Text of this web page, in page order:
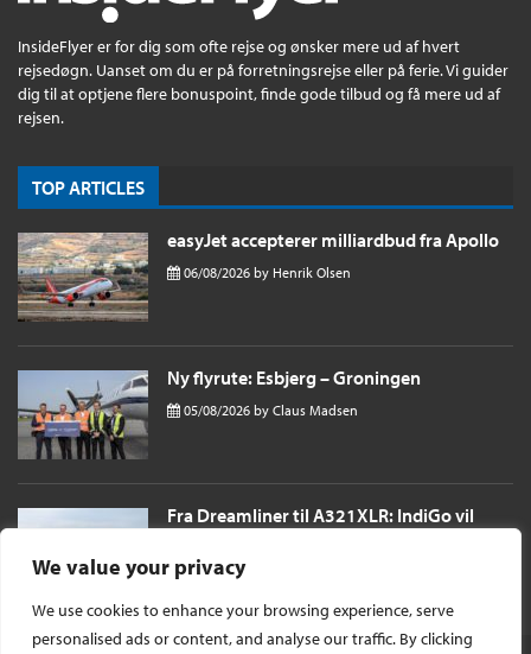
We value your privacy
We use cookies to enhance your browsing experience, serve
personalised ads or content, and analyse our traffic. By clicking
InsideFlyer er for dig som ofte rejse og ønsker mere ud af hvert
rejsedøgn. Uanset om du er på forretningsrejse eller på ferie. Vi guider
dig til at optjene flere bonuspoint, finde gode tilbud og få mere ud af
rejsen.
TOP ARTICLES
easyJet accepterer milliardbud fra Apollo
06/08/2026 by Henrik Olsen
Ny flyrute: Esbjerg – Groningen
05/08/2026 by Claus Madsen
Fra Dreamliner til A321XLR: IndiGo vil
sende passagerer næsten 11 timer til
London i et single aisle fly